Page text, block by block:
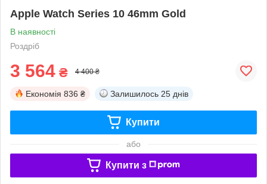
Apple Watch Series 10 46mm Gold
В наявності
Роздріб
3 564 ₴ 4 400 ₴
Економія 836 ₴ Залишилось 25 днів
Купити
або
Купити з